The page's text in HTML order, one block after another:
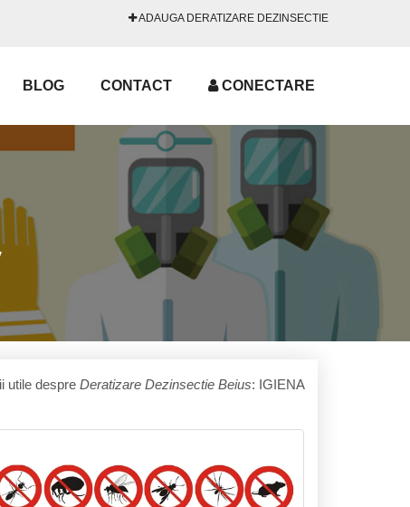
ADAUGA DERATIZARE DEZINSECTIE
BLOG CONTACT CONECTARE
utile despre Deratizare Dezinsectie Beius: IGIENA